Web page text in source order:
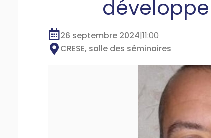
26 septembre 2024|11:00
CRESE, salle des séminaires